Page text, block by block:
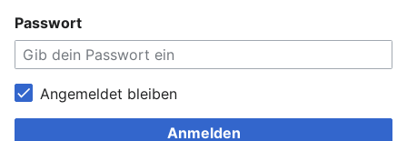
Passwort
Angemeldet bleiben
Anmelden